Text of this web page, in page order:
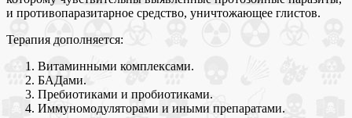
и противопаразитарное средство, уничтожающее глистов.
Терапия дополняется:
Витаминными комплексами.
БАДами.
Пребиотиками и пробиотиками.
Иммуномодуляторами и иными препаратами.